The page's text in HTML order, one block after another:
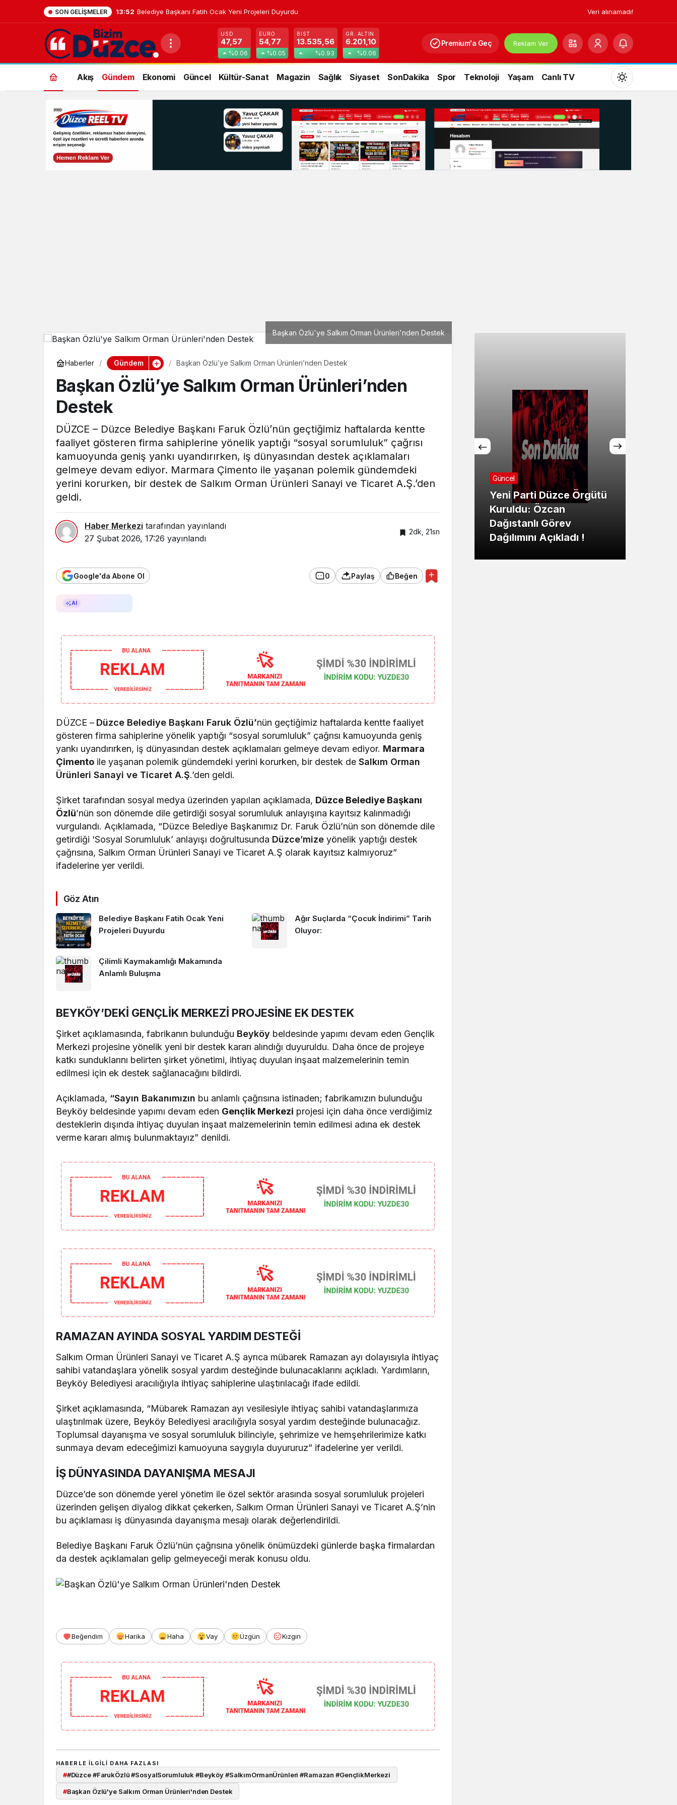
SON GELIŞMELER 13:52 Belediye Başkanı Fatih Ocak Yeni Projeleri Duyurdu Veri alınamadı!
USD
47,57
%0.06
EURO
54,77
%0.05
BIST
13.535,56
%0.93
GR. ALTIN
6.201,10
%0.06
Premium'a Geç Reklam Ver
Akış Gündem Ekonomi Güncel Kültür-Sanat Magazin Sağlık Siyaset SonDakika Spor Teknoloji Yaşam Canlı TV
Mod
değiştir
Gündüz Modu
Gündüz modunu seçin.
Başkan Özlü'ye Salkım Orman Ürünleri'nden Destek
Haberler Gündem Başkan Özlü’ye Salkım Orman Ürünleri’nden Destek
Başkan Özlü’ye Salkım Orman Ürünleri’nden
Destek
DÜZCE – Düzce Belediye Başkanı Faruk Özlü’nün geçtiğimiz haftalarda kentte
faaliyet gösteren firma sahiplerine yönelik yaptığı “sosyal sorumluluk” çağrısı
kamuoyunda geniş yankı uyandırırken, iş dünyasından destek açıklamaları
gelmeye devam ediyor. Marmara Çimento ile yaşanan polemik gündemdeki
yerini korurken, bir destek de Salkım Orman Ürünleri Sanayi ve Ticaret A.Ş.’den
geldi.
Haber Merkezi tarafından yayınlandı
27 Şubat 2026, 17:26 yayınlandı
2dk, 21sn
Google'da Abone Ol 0 Paylaş Beğen
AI
DÜZCE – Düzce Belediye Başkanı Faruk Özlü’nün geçtiğimiz haftalarda kentte faaliyet
gösteren firma sahiplerine yönelik yaptığı “sosyal sorumluluk” çağrısı kamuoyunda geniş
yankı uyandırırken, iş dünyasından destek açıklamaları gelmeye devam ediyor. Marmara
Çimento ile yaşanan polemik gündemdeki yerini korurken, bir destek deSalkım Orman
Ürünleri Sanayi ve Ticaret A.Ş.’den geldi.
Şirket tarafından sosyal medya üzerinden yapılan açıklamada, Düzce Belediye Başkanı
Özlü’nün son dönemde dile getirdiği sosyal sorumluluk anlayışına kayıtsız kalınmadığı
vurgulandı. Açıklamada, “Düzce Belediye Başkanımız Dr. Faruk Özlü’nün son dönemde dile
getirdiği ‘Sosyal Sorumluluk’ anlayışı doğrultusunda Düzce’mize yönelik yaptığı destek
çağrısına, Salkım Orman Ürünleri Sanayi ve Ticaret A.Ş olarak kayıtsız kalmıyoruz”
ifadelerine yer verildi.
Göz Atın
Belediye Başkanı Fatih Ocak Yeni
Projeleri Duyurdu
Ağır Suçlarda “Çocuk İndirimi” Tarih
Oluyor:
Çilimli Kaymakamlığı Makamında
Anlamlı Buluşma
BEYKÖY’DEKİ GENÇLİK MERKEZİ PROJESİNE EK DESTEK
Şirket açıklamasında, fabrikanın bulunduğu Beyköy beldesinde yapımı devam eden Gençlik
Merkezi projesine yönelik yeni bir destek kararı alındığı duyuruldu. Daha önce de projeye
katkı sunduklarını belirten şirket yönetimi, ihtiyaç duyulan inşaat malzemelerinin temin
edilmesi için ek destek sağlanacağını bildirdi.
Açıklamada, “Sayın Bakanımızın bu anlamlı çağrısına istinaden; fabrikamızın bulunduğu
Beyköy beldesinde yapımı devam eden Gençlik Merkezi projesi için daha önce verdiğimiz
desteklerin dışında ihtiyaç duyulan inşaat malzemelerinin temin edilmesi adına ek destek
verme kararı almış bulunmaktayız” denildi.
RAMAZAN AYINDA SOSYAL YARDIM DESTEĞİ
Salkım Orman Ürünleri Sanayi ve Ticaret A.Ş ayrıca mübarek Ramazan ayı dolayısıyla ihtiyaç
sahibi vatandaşlara yönelik sosyal yardım desteğinde bulunacaklarını açıkladı. Yardımların,
Beyköy Belediyesi aracılığıyla ihtiyaç sahiplerine ulaştırılacağı ifade edildi.
Şirket açıklamasında, “Mübarek Ramazan ayı vesilesiyle ihtiyaç sahibi vatandaşlarımıza
ulaştırılmak üzere, Beyköy Belediyesi aracılığıyla sosyal yardım desteğinde bulunacağız.
Toplumsal dayanışma ve sosyal sorumluluk bilinciyle, şehrimize ve hemşehrilerimize katkı
sunmaya devam edeceğimizi kamuoyuna saygıyla duyururuz” ifadelerine yer verildi.
İŞ DÜNYASINDA DAYANIŞMA MESAJI
Düzce’de son dönemde yerel yönetim ile özel sektör arasında sosyal sorumluluk projeleri
üzerinden gelişen diyalog dikkat çekerken, Salkım Orman Ürünleri Sanayi ve Ticaret A.Ş’nin
bu açıklaması iş dünyasında dayanışma mesajı olarak değerlendirildi.
Belediye Başkanı Faruk Özlü’nün çağrısına yönelik önümüzdeki günlerde başka firmalardan
da destek açıklamaları gelip gelmeyeceği merak konusu oldu.
Beğendim Harika Haha Vay Üzgün Kızgın
HABERLE ILGILI DAHA FAZLASI
##Düzce #FarukÖzlü #SosyalSorumluluk #Beyköy #SalkımOrmanÜrünleri #Ramazan #GençlikMerkezi
#Başkan Özlü'ye Salkım Orman Ürünleri'nden Destek
İndirimi” Tarih Oluyor:
Güncel
Yeni Parti Düzce Örgütü
Kuruldu: Özcan
Dağıstanlı Görev
Dağılımını Açıkladı !